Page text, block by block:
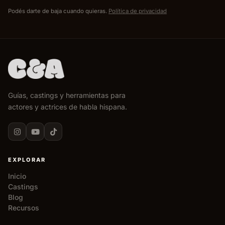
Podés darte de baja cuando quieras. Política de privacidad
Guías, castings y herramientas para
actores y actrices de habla hispana.
EXPLORAR
Inicio
Castings
Blog
Recursos